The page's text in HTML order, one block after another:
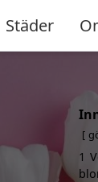
Städer
1